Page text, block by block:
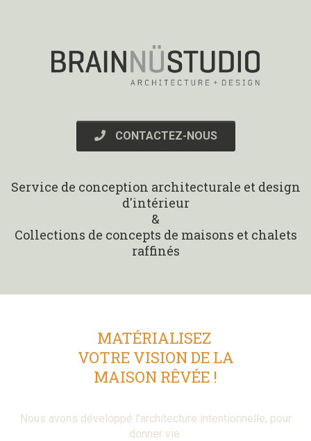
CONTACTEZ-NOUS
Service de conception architecturale et design
d'intérieur
&
Collections de concepts de maisons et chalets
raffinés
MATÉRIALISEZ
VOTRE VISION DE LA
MAISON RÊVÉE !
Nous avons développé l'architecture intentionnelle, pour
donner vie